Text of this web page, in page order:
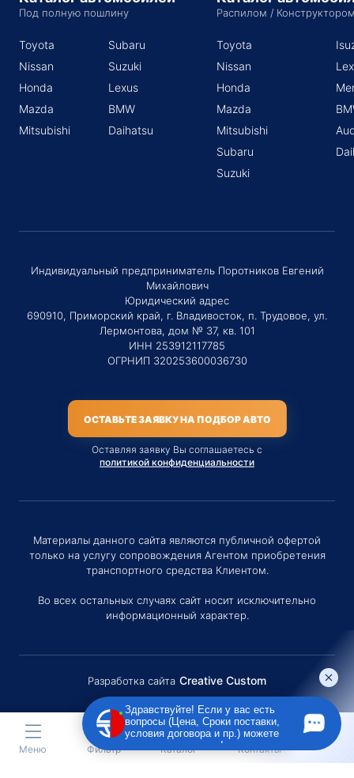
Под полную пошлину
Toyota
Nissan
Honda
Mazda
Mitsubishi
Subaru
Suzuki
Lexus
BMW
Daihatsu
Распилом /
Toyota
Nissan
Honda
Mazda
Mitsubishi
Subaru
Suzuki
Индивидуальный предприниматель Поротников Евгений
Михайлович
Юридический адрес
690910, Приморский край, г. Владивосток, п. Трудовое, ул.
Лермонтова, дом № 37, кв. 101
ИНН 253912117785
ОГРНИП 320253600036730
ОСТАВЬТЕ ЗАЯВКУ НА ПОДБОР АВТО
Оставляя заявку Вы соглашаетесь с
политикой конфиденциальности
Материалы данного сайта являются публичной офертой
только на услугу сопровождения Агентом приобретения
транспортного средства Клиентом.
Во всех остальных случаях сайт носит исключительно
информационный характер.
Разработка сайта Creative Custom
Меню Фильтр Каталог Контакты
Здравствуйте! Если у вас есть
вопросы (Цена, Сроки поставки,
условия договора и пр.) можете
задать их мне в чат!